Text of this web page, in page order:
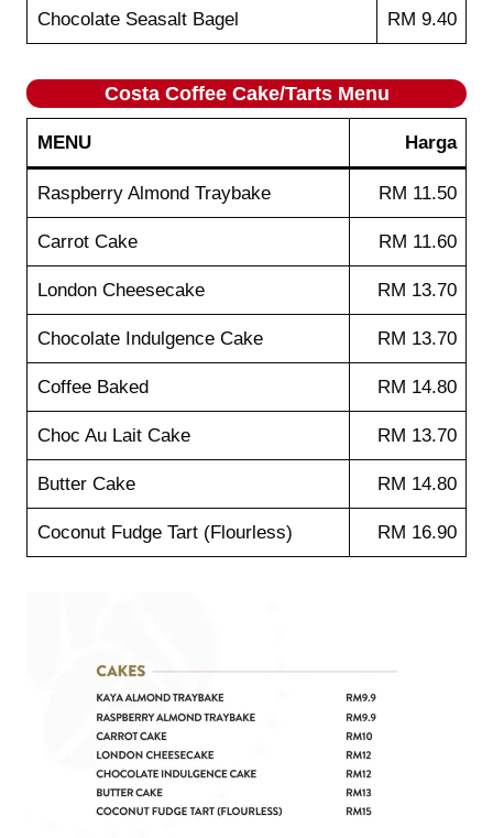
Chocolate Seasalt Bagel RM 9.40
Costa Coffee Cake/Tarts Menu
MENU Harga
Raspberry Almond Traybake RM 11.50
Carrot Cake RM 11.60
London Cheesecake RM 13.70
Chocolate Indulgence Cake RM 13.70
Coffee Baked RM 14.80
Choc Au Lait Cake RM 13.70
Butter Cake RM 14.80
Coconut Fudge Tart (Flourless) RM 16.90